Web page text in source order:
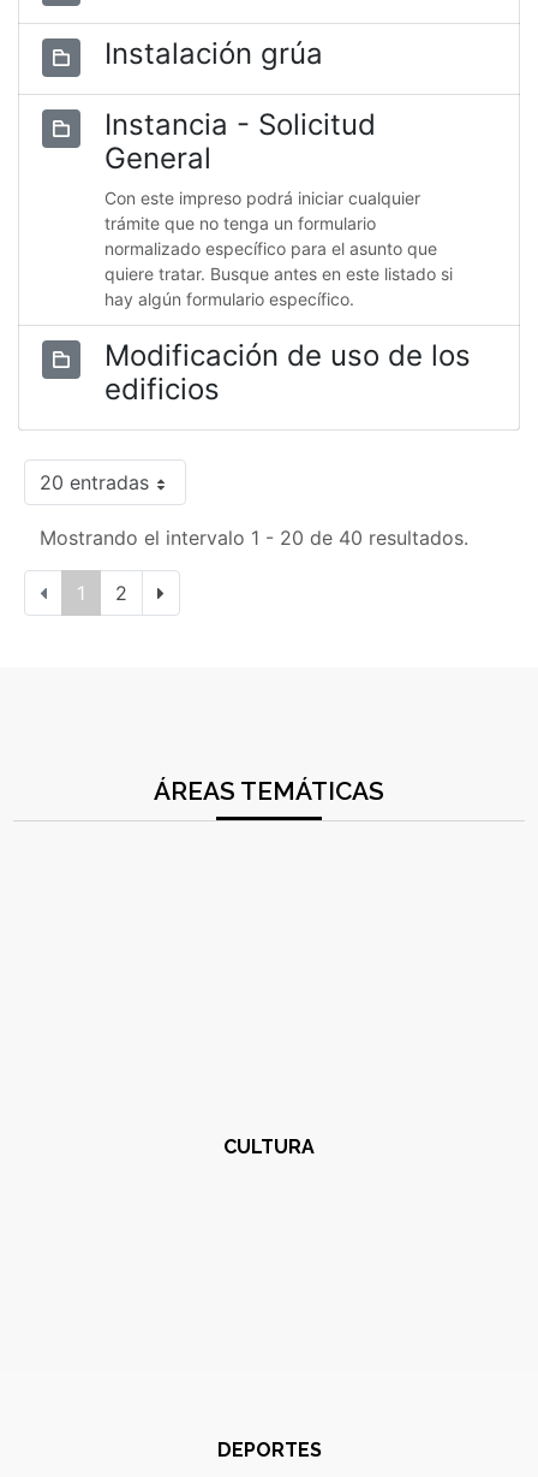
Instalación grúa
Instancia - Solicitud
General
Con este impreso podrá iniciar cualquier
trámite que no tenga un formulario
normalizado específico para el asunto que
quiere tratar. Busque antes en este listado si
hay algún formulario específico.
Modificación de uso de los
edificios
20 entradas
Mostrando el intervalo 1 - 20 de 40 resultados.
1 2
ÁREAS TEMÁTICAS
CULTURA
DEPORTES